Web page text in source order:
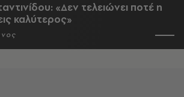
«Δεν τελειώνει ποτέ η
καλύτερος»